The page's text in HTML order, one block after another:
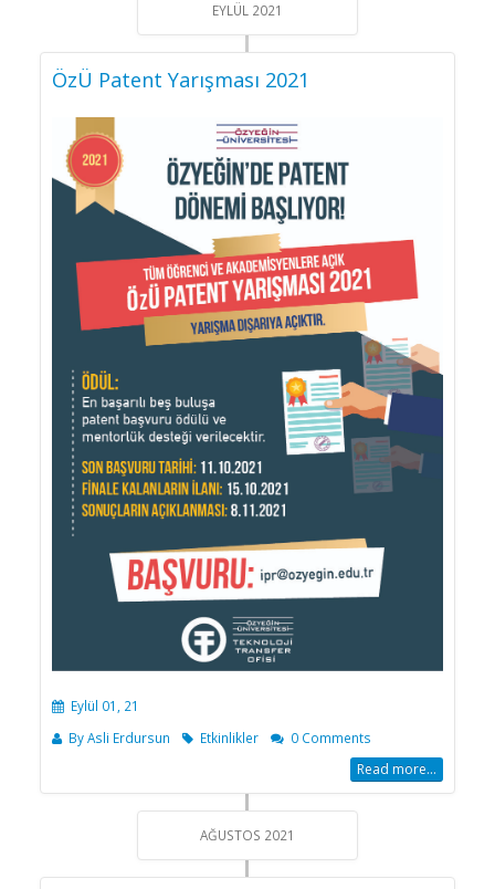
EYLÜL 2021
ÖzÜ Patent Yarışması 2021
Eylül 01, 21
ByAsli Erdursun Etkinlikler 0 Comments
Read more...
AĞUSTOS 2021